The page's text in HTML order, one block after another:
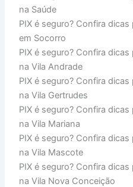
na Saúde
PIX é seguro? Confira
em Socorro
PIX é seguro? Confira
na Vila Andrade
PIX é seguro? Confira
na Vila Gertrudes
PIX é seguro? Confira
na Vila Mariana
PIX é seguro? Confira
na Vila Mascote
PIX é seguro? Confira
na Vila Nova Conceição